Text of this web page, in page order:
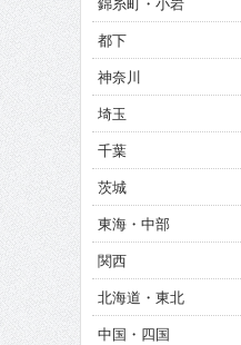
都下
神奈川
埼玉
千葉
茨城
東海・中部
関西
北海道・東北
中国・四国